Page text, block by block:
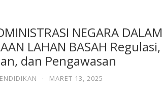
NEGARA DALAM
LAHAN BASAH Regulasi,
dan Pengawasan
· MARET 13, 2025